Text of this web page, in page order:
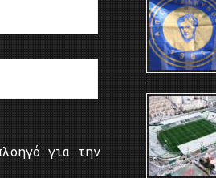
για την